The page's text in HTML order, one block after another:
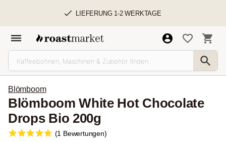
LIEFERUNG 1-2 WERKTAGE
Blömboom
Blömboom White Hot Chocolate
Drops Bio 200g
(1 Bewertungen)